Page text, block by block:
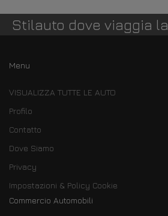
Stilauto dove viaggia
Menu
VISUALIZZA TUTTE LE AUTO
Profilo
Contatto
Dove Siamo
Privacy
Impostazioni & Policy Cookie
Commercio Automobili